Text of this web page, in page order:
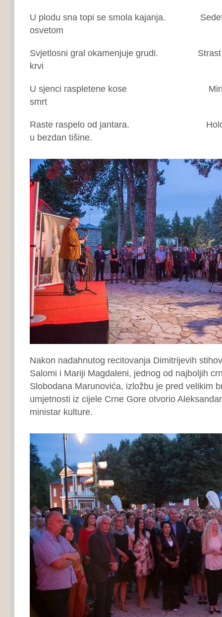
U plodu sna topi se smola kajanja.
osvetom
Svjetlosni gral okamenjuje grudi. Strast
krvi
U sjenci raspletene kose Mirisom
smrt
Raste raspelo od jantara.
u bezdan tišine.
Nakon nadahnutog recitovanja Dimitrijevih
Salomi i Mariji Magdaleni, jednog od najboljih
Slobodana Marunovića, izložbu je pred velikim
umjetnosti iz cijele Crne Gore otvorio
ministar kulture.